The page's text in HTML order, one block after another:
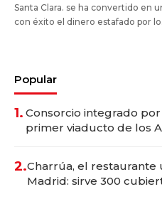
Santa Clara. se ha convertido en
con éxito el dinero estafado por
Popular
1. Consorcio integrado
primer viaducto de los
2.Charrúa, el
Madrid: sirve 300